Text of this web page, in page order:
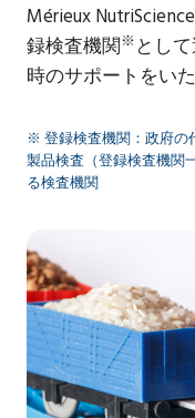
Mérieux
録検査機関※ とし
時のサポートをいた
※ 登録検査機関：政府の
製品検査（登録検査機関
る検査機関